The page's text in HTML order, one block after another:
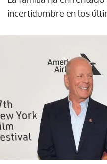
incertidumbre en los